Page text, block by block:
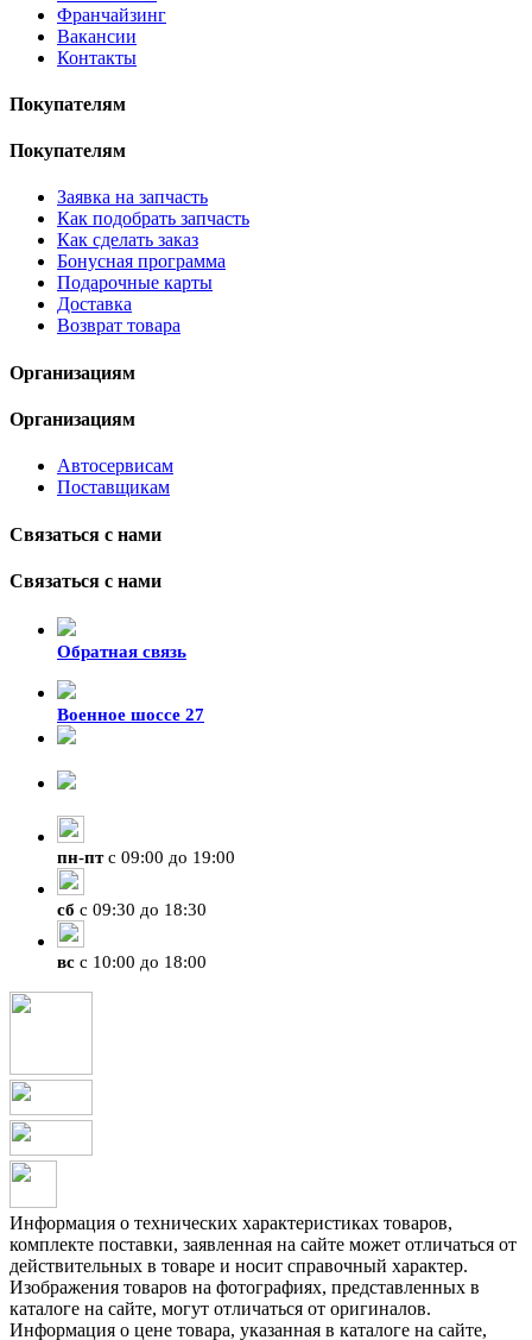
Франчайзинг
Вакансии
Контакты
Покупателям
Покупателям
Заявка на запчасть
Как подобрать запчасть
Как сделать заказ
Бонусная программа
Подарочные карты
Доставка
Возврат товара
Организациям
Организациям
Автосервисам
Поставщикам
Связаться с нами
Связаться с нами
Обратная связь
Военное шоссе 27
пн-птс 09:00 до 19:00
сб с 09:30 до 18:30
вс с 10:00 до 18:00
Информация о технических характеристиках товаров,
комплекте поставки, заявленная на сайте может отличаться от
действительных в товаре и носит справочный характер.
Изображения товаров на фотографиях, представленных в
каталоге на сайте, могут отличаться от оригиналов.
Информация о цене товара, указанная в каталоге на сайте,